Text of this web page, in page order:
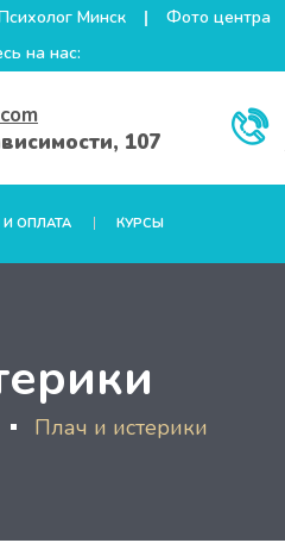
Минск Фото центра
на нас:
107
ОПЛАТА КУРСЫ
Плач и истерики